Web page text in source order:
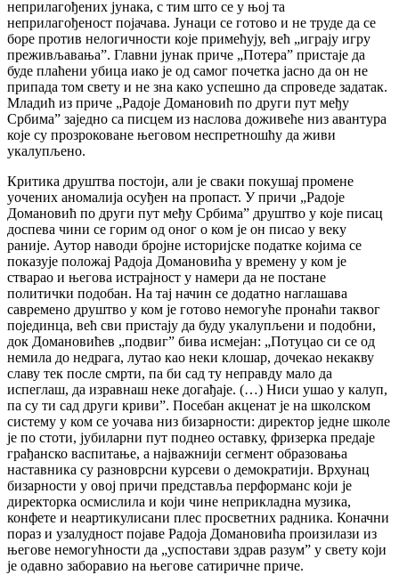
неприлагођених јунака, с тим што се у њој та
неприлагођеност појачава. Јунаци се готово и не труде да се
боре против нелогичности које примећују, већ „играју игру
преживљавања”. Главни јунак приче „Потера” пристаје да
буде плаћени убица иако је од самог почетка јасно да он не
припада том свету и не зна како успешно да спроведе задатак.
Младић из приче „Радоје Домановић по други пут међу
Србима” заједно са писцем из наслова доживеће низ авантура
које су прозроковане његовом неспретношћу да живи
укалупљено.
Критика друштва постоји, али је сваки покушај промене
уочених аномалија осуђен на пропаст. У причи „Радоје
Домановић по други пут међу Србима” друштво у које писац
доспева чини се горим од оног о ком је он писао у веку
раније. Аутор наводи бројне историјске податке којима се
показује положај Радоја Домановића у времену у ком је
стварао и његова истрајност у намери да не постане
политички подобан. На тај начин се додатно наглашава
савремено друштво у ком је готово немогуће пронаћи таквог
појединца, већ сви пристају да буду укалупљени и подобни,
док Домановићев „подвиг” бива исмејан: „Потуцао си се од
немила до недрага, лутао као неки клошар, дочекао некакву
славу тек после смрти, па би сад ту неправду мало да
испеглаш, да изравнаш неке догађаје. (…) Ниси ушао у калуп,
па су ти сад други криви”. Посебан акценат је на школском
систему у ком се уочава низ бизарности: директор једне школе
је по стоти, јубиларни пут поднео оставку, фризерка предаје
грађанско васпитање, а најважнији сегмент образовања
наставника су разноврсни курсеви о демократији. Врхунац
бизарности у овој причи представља перформанс који је
директорка осмислила и који чине неприкладна музика,
конфете и неартикулисани плес просветних радника. Коначни
пораз и узалудност појаве Радоја Домановића произилази из
његове немогућности да „успостави здрав разум” у свету који
је одавно заборавио на његове сатиричне приче.